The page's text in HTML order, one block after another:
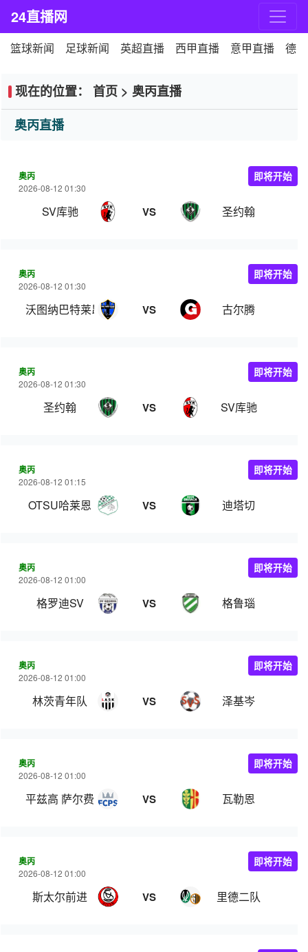
24直播网
篮球新闻 足球新闻 英超直播 西甲直播 意甲直播 德
现在的位置： 首页 > 奥丙直播
奥丙直播
奥丙
2026-08-12 01:30
SV库驰 VS 圣约翰
即将开始
奥丙
2026-08-12 01:30
沃图纳巴特莱昂费尔登 VS 古尔腾
即将开始
奥丙
2026-08-12 01:30
圣约翰 VS SV库驰
即将开始
奥丙
2026-08-12 01:15
OTSU哈莱恩 VS 迪塔切
即将开始
奥丙
2026-08-12 01:00
格罗迪SV VS 格鲁瑙
即将开始
奥丙
2026-08-12 01:00
林茨青年队 VS 泽基岑
即将开始
奥丙
2026-08-12 01:00
平兹高 萨尔费尔登 VS 瓦勒恩
即将开始
奥丙
2026-08-12 01:00
斯太尔前进 VS 里德二队
即将开始